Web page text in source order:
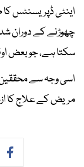
اینٹی ڈپریسنٹس
چھوڑنے کے دوران
سکتا ہے، جو بعض
اسی وجہ سے محققین
مریض کے علاج کا